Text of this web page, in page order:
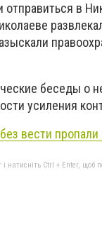
в
беседы о
усиления
вести
натисніть Ctrl + Enter, щоб